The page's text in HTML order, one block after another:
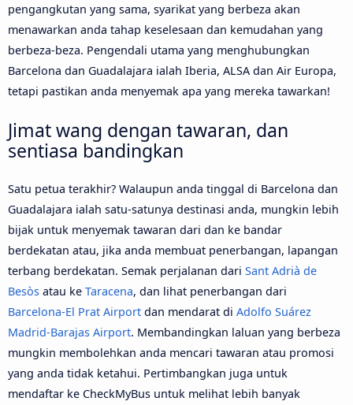
pengangkutan yang sama, syarikat yang berbeza akan
menawarkan anda tahap keselesaan dan kemudahan yang
berbeza-beza. Pengendali utama yang menghubungkan
Barcelona dan Guadalajara ialah Iberia, ALSA dan Air Europa,
tetapi pastikan anda menyemak apa yang mereka tawarkan!
Jimat wang dengan tawaran, dan
sentiasa bandingkan
Satu petua terakhir? Walaupun anda tinggal di Barcelona dan
Guadalajara ialah satu-satunya destinasi anda, mungkin lebih
bijak untuk menyemak tawaran dari dan ke bandar
berdekatan atau, jika anda membuat penerbangan, lapangan
terbang berdekatan. Semak perjalanan dari Sant Adrià de
Besòs atau ke Taracena, dan lihat penerbangan dari
Barcelona-El Prat Airport dan mendarat di Adolfo Suárez
Madrid-Barajas Airport. Membandingkan laluan yang berbeza
mungkin membolehkan anda mencari tawaran atau promosi
yang anda tidak ketahui. Pertimbangkan juga untuk
mendaftar ke CheckMyBus untuk melihat lebih banyak